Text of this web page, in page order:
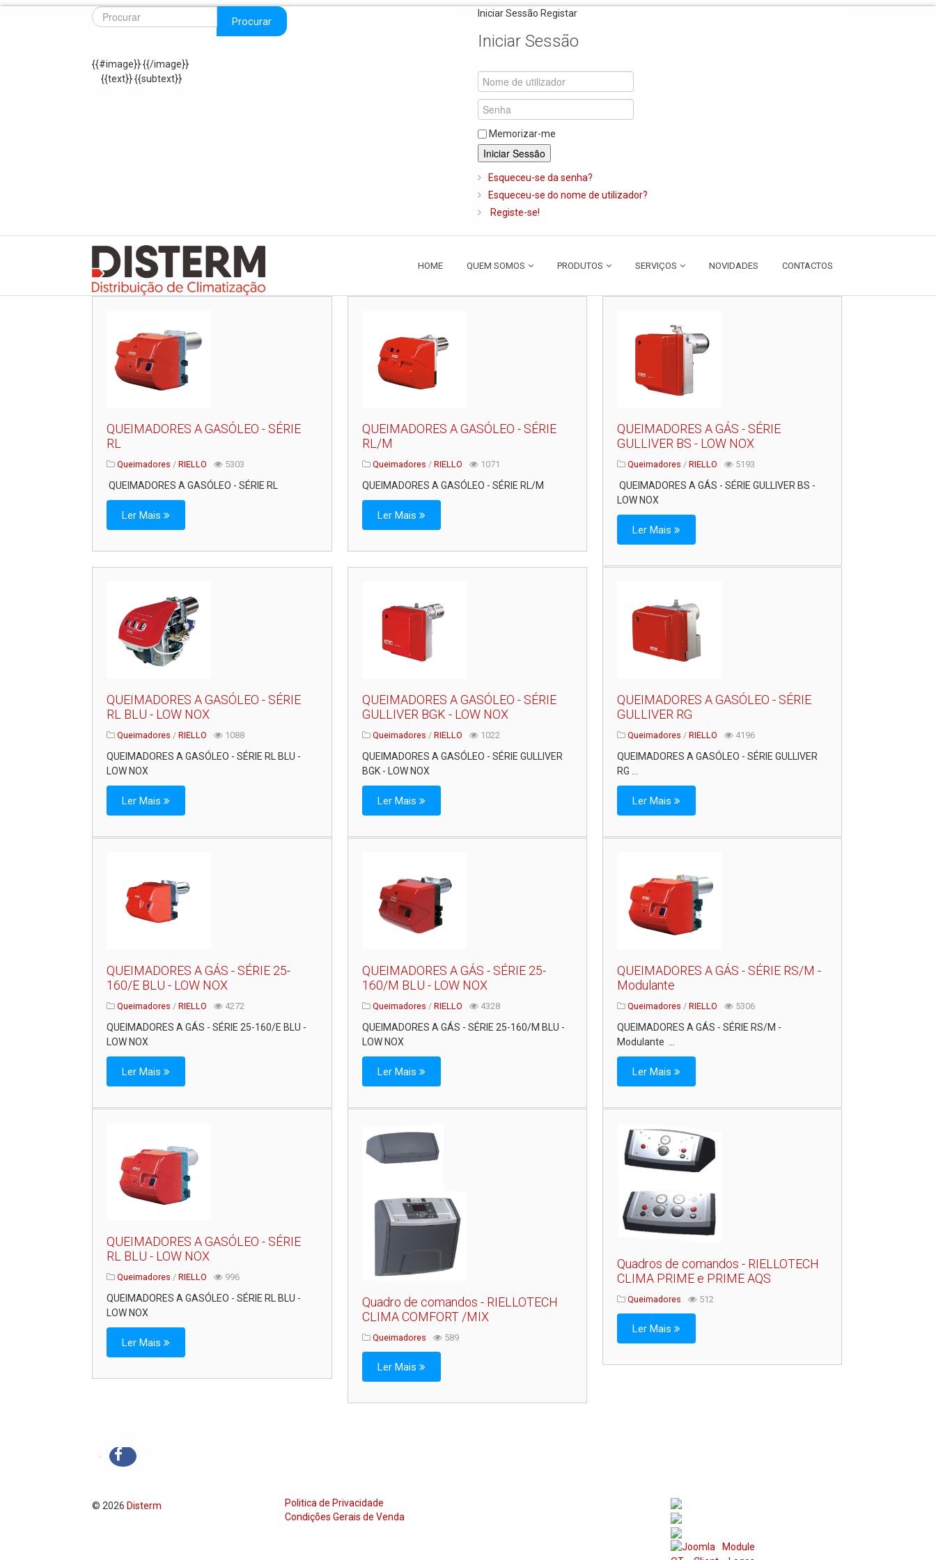
Procurar
{{#image}}{{/image}}
{{text}} {{subtext}}
Iniciar Sessão Registar
Iniciar Sessão
Memorizar-me
Iniciar Sessão
Esqueceu-se da senha?
Esqueceu-se do nome de utilizador?
Registe-se!
HOME QUEM SOMOS PRODUTOS SERVIÇOS NOVIDADES CONTACTOS
QUEIMADORES A GASÓLEO - SÉRIE
RL
Queimadores /RIELLO 5303
QUEIMADORES A GASÓLEO - SÉRIE RL
Ler Mais
QUEIMADORES A GASÓLEO - SÉRIE
RL/M
Queimadores / RIELLO 1071
QUEIMADORES A GASÓLEO - SÉRIE RL/M
Ler Mais
QUEIMADORES A GÁS - SÉRIE
GULLIVER BS - LOW NOX
Queimadores / RIELLO 5193
QUEIMADORES A GÁS - SÉRIE GULLIVER BS -
LOW NOX
Ler Mais
QUEIMADORES A GASÓLEO - SÉRIE
RL BLU - LOW NOX
Queimadores /RIELLO 1088
QUEIMADORES A GASÓLEO - SÉRIE RL BLU -
LOW NOX
Ler Mais
QUEIMADORES A GASÓLEO - SÉRIE
GULLIVER BGK - LOW NOX
Queimadores / RIELLO 1022
QUEIMADORES A GASÓLEO - SÉRIE GULLIVER
BGK - LOW NOX
Ler Mais
QUEIMADORES A GASÓLEO - SÉRIE
GULLIVER RG
Queimadores / RIELLO 4196
QUEIMADORES A GASÓLEO - SÉRIE GULLIVER
RG ...
Ler Mais
QUEIMADORES A GÁS - SÉRIE 25-
160/E BLU - LOW NOX
Queimadores /RIELLO 4272
QUEIMADORES A GÁS - SÉRIE 25-160/E BLU -
LOW NOX
Ler Mais
QUEIMADORES A GÁS - SÉRIE 25-
160/M BLU - LOW NOX
Queimadores / RIELLO 4328
QUEIMADORES A GÁS - SÉRIE 25-160/M BLU -
LOW NOX
Ler Mais
QUEIMADORES A GÁS - SÉRIE RS/M -
Modulante
Queimadores / RIELLO 5306
QUEIMADORES A GÁS - SÉRIE RS/M -
Modulante ...
Ler Mais
QUEIMADORES A GASÓLEO - SÉRIE
RL BLU - LOW NOX
Queimadores /RIELLO 996
QUEIMADORES A GASÓLEO - SÉRIE RL BLU -
LOW NOX
Ler Mais
Quadro de comandos - RIELLOTECH
CLIMA COMFORT /MIX
Queimadores 589
Ler Mais
Quadros de comandos - RIELLOTECH
CLIMA PRIME e PRIME AQS
Queimadores 512
Ler Mais
© 2026 Disterm
Politica de Privacidade
Condições Gerais de Venda